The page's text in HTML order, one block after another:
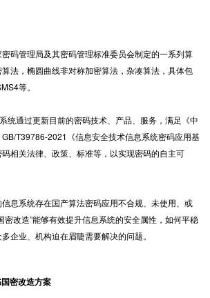
管理局及其密码管理标准委员会制定的一系列算
法，椭圆曲线非对称加密算法，杂凑算法，具体包
等。
通过更新目前的密码技术、产品、服务，满足《中
T39786-2021《信息安全技术信息系统密码应用基
相关法律、政策、标准等，以实现密码的自主可
系统存在国产算法密码应用不合规、未使用、或
密改造”能够有效提升信息系统的安全属性，如何平稳
企业、机构迫在眉睫需要解决的问题。
国密改造方案